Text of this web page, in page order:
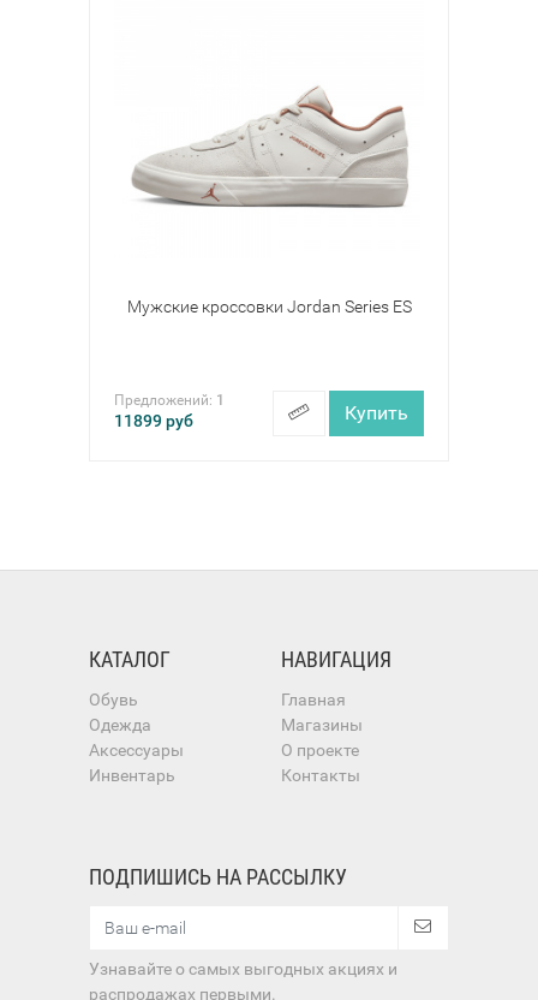
Мужские кроссовки Jordan Series ES
Предложений: 1
11899руб Купить
КАТАЛОГ
Обувь
Одежда
Аксессуары
Инвентарь
НАВИГАЦИЯ
Главная
Магазины
О проекте
Контакты
ПОДПИШИСЬ НА РАССЫЛКУ
Узнавайте о самых выгодных акциях и
распродажах первыми.